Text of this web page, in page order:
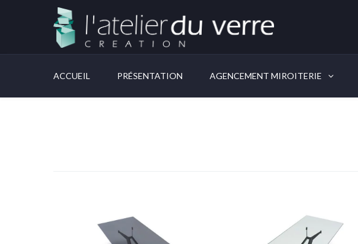
ACCUEIL PRÉSENTATION AGENCEMENT MIROITERIE